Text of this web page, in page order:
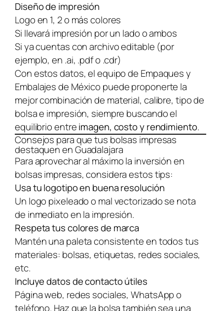
Diseño de impresión
Logo en 1, 2 o más colores
Si llevará impresión por un lado o ambos
Si ya cuentas con archivo editable (por
ejemplo, en .ai, .pdf o .cdr)
Con estos datos, el equipo de Empaques y
Embalajes de México puede proponerte la
mejor combinación de material, calibre, tipo de
bolsa e impresión, siempre buscando el
equilibrio entreimagen, costo y rendimiento.
Consejos para que tus bolsas impresas
destaquen en Guadalajara
Para aprovechar al máximo la inversión en
bolsas impresas, considera estos tips:
Usa tu logotipo en buena resolución
Un logo pixeleado o mal vectorizado se nota
de inmediato en la impresión.
Respeta tus colores de marca
Mantén una paleta consistente en todos tus
materiales: bolsas, etiquetas, redes sociales,
etc.
Incluye datos de contacto útiles
Página web, redes sociales, WhatsApp o
teléfono. Haz que la bolsa también sea una